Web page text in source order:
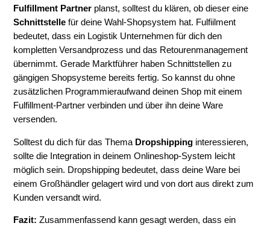
Fulfillment Partner planst, solltest du klären, ob dieser eine
Schnittstelle für deine Wahl-Shopsystem hat. Fulfiilment
bedeutet, dass ein Logistik Unternehmen für dich den
kompletten Versandprozess und das Retourenmanagement
übernimmt. Gerade Marktführer haben Schnittstellen zu
gängigen Shopsysteme bereits fertig. So kannst du ohne
zusätzlichen Programmieraufwand deinen Shop mit einem
Fulfillment-Partner verbinden und über ihn deine Ware
versenden.
Solltest du dich für das Thema Dropshipping interessieren,
sollte die Integration in deinem Onlineshop-System leicht
möglich sein. Dropshipping bedeutet, dass deine Ware bei
einem Großhändler gelagert wird und von dort aus direkt zum
Kunden versandt wird.
Fazit: Zusammenfassend kann gesagt werden, dass ein